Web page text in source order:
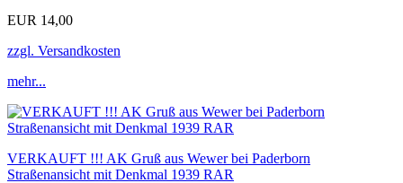
EUR 14,00
zzgl. Versandkosten
mehr...
VERKAUFT !!! AK Gruß aus Wewer bei Paderborn
Straßenansicht mit Denkmal 1939 RAR